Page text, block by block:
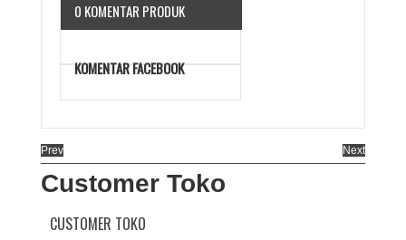
0 KOMENTAR PRODUK
KOMENTAR FACEBOOK
Prev Next
Customer Toko
CUSTOMER TOKO